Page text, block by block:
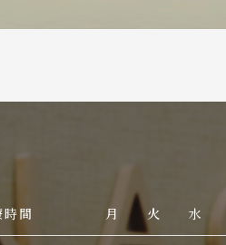
間 月 火 水